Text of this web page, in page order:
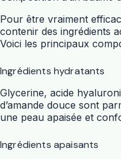
Pour être vraiment
contenir des ingrédients
Voici les principaux
Ingrédients hydratants
Glycerine, acide
d’amande douce sont
une peau apaisée et
Ingrédients apaisants